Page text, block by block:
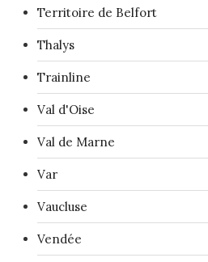
Territoire de Belfort
Thalys
Trainline
Val d'Oise
Val de Marne
Var
Vaucluse
Vendée